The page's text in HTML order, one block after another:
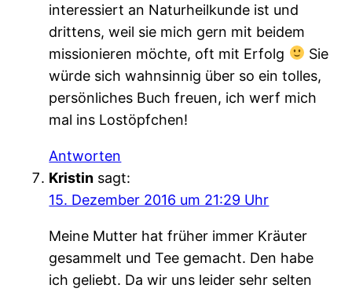
interessiert an Naturheilkunde ist und
drittens, weil sie mich gern mit beidem
missionieren möchte, oft mit Erfolg
Sie
würde sich wahnsinnig über so ein tolles,
persönliches Buch freuen, ich werf mich
mal ins Lostöpfchen!
Antworten
Kristin sagt:
15. Dezember 2016 um 21:29 Uhr
Meine Mutter hat früher immer Kräuter
gesammelt und Tee gemacht. Den habe
ich geliebt. Da wir uns leider sehr selten